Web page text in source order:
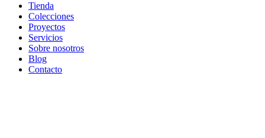
Tienda
Colecciones
Proyectos
Servicios
Sobre nosotros
Blog
Contacto